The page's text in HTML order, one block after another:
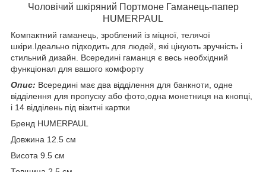
Чоловічий шкіряний Портмоне Гаманець-папер
HUMERPAUL
Компактний гаманець, зроблений із міцної, телячої
шкіри.Ідеально підходить для людей, які цінують зручність і
стильний дизайн. Всередині гаманця є весь необхідний
функціонал для вашого комфорту
Опис: Всередині має два відділення для банкноти, одне
відділення для пропуску або фото,одна монетниця на кнопці,
і 14 відділень під візитні картки
Бренд HUMERPAUL
Довжина 12.5 см
Висота 9.5 см